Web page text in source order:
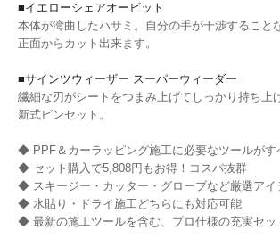
■イエローシェアオービット
本体が湾曲したハサミ。自分の手が干渉すること
正面からカット出来ます。
■サインツウィーザー スーパーウィーダー
繊細な刃がシートをつまみ上げてしっかり持ち上
新式ピンセット。
◆ PPF＆カーラッピング施工に必要なツールがす
◆ セット購入で5,808円もお得！コスパ抜群
◆ スキージー・カッター・グローブなど厳選アイ
◆ 水貼り・ドライ施工どちらにも対応可能
◆ 最新の施工ツールを含む、プロ仕様の充実セッ